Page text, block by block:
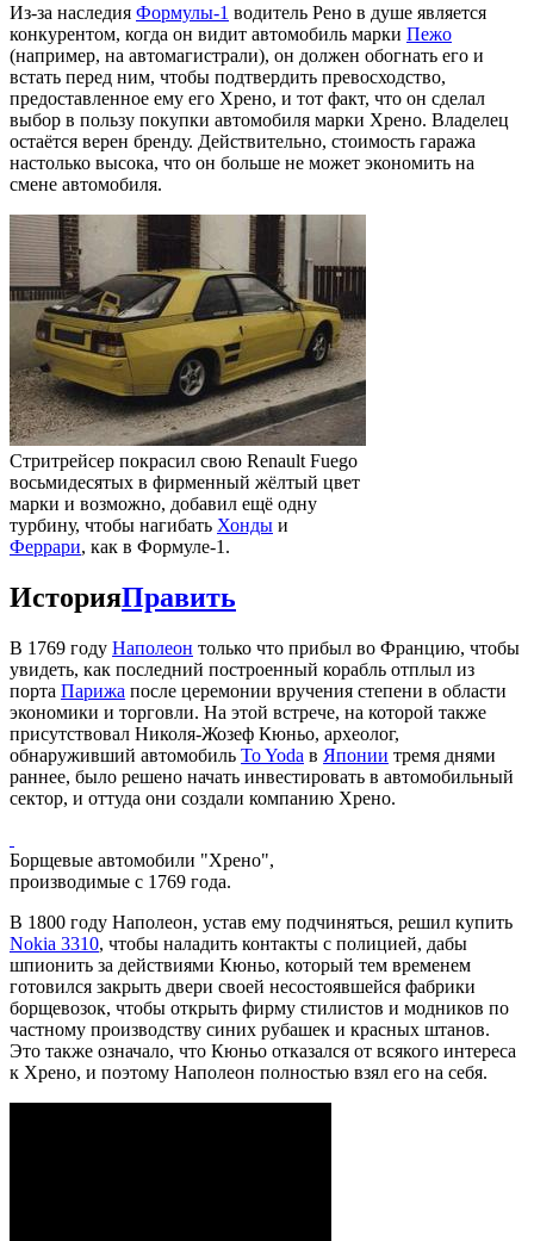
Из-за наследия Формулы-1 водитель Рено в душе является
конкурентом, когда он видит автомобиль марки Пежо
(например, на автомагистрали), он должен обогнать его и
встать перед ним, чтобы подтвердить превосходство,
предоставленное ему его Хрено, и тот факт, что он сделал
выбор в пользу покупки автомобиля марки Хрено. Владелец
остаётся верен бренду. Действительно, стоимость гаража
настолько высока, что он больше не может экономить на
смене автомобиля.
Стритрейсер покрасил свою Renault Fuego
восьмидесятых в фирменный жёлтый цвет
марки и возможно, добавил ещё одну
турбину, чтобы нагибать Хонды и
Феррари, как в Формуле-1.
ИсторияПравить
В 1769 году Наполеон только что прибыл во Францию, чтобы
увидеть, как последний построенный корабль отплыл из
порта Парижа после церемонии вручения степени в области
экономики и торговли. На этой встрече, на которой также
присутствовал Николя-Жозеф Кюньо, археолог,
обнаруживший автомобиль To Yoda в Японии тремя днями
раннее, было решено начать инвестировать в автомобильный
сектор, и оттуда они создали компанию Хрено.
Борщевые автомобили "Хрено",
производимые с 1769 года.
В 1800 году Наполеон, устав ему подчиняться, решил купить
Nokia 3310, чтобы наладить контакты с полицией, дабы
шпионить за действиями Кюньо, который тем временем
готовился закрыть двери своей несостоявшейся фабрики
борщевозок, чтобы открыть фирму стилистов и модников по
частному производству синих рубашек и красных штанов.
Это также означало, что Кюньо отказался от всякого интереса
к Хрено, и поэтому Наполеон полностью взял его на себя.